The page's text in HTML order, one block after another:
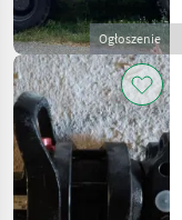
Ogłoszenie